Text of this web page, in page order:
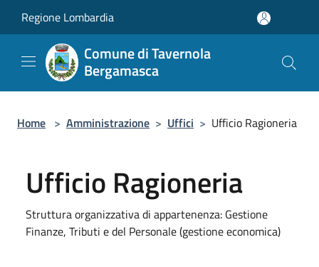
Regione Lombardia
Comune di Tavernola
Bergamasca
Home > Amministrazione > Uffici > Ufficio Ragioneria
Ufficio Ragioneria
Struttura organizzativa di appartenenza: Gestione
Finanze, Tributi e del Personale (gestione economica)